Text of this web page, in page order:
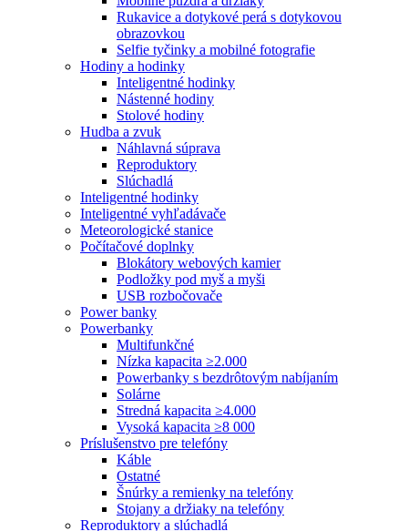
Rukavice a dotykové perá s dotykovou
obrazovkou
Selfie tyčinky a mobilné fotografie
Hodiny a hodinky
Inteligentné hodinky
Nástenné hodiny
Stolové hodiny
Hudba a zvuk
Náhlavná súprava
Reproduktory
Slúchadlá
Inteligentné hodinky
Inteligentné vyhľadávače
Meteorologické stanice
Počítačové doplnky
Blokátory webových kamier
Podložky pod myš a myši
USB rozbočovače
Power banky
Powerbanky
Multifunkčné
Nízka kapacita ≥2.000
Powerbanky s bezdrôtovým nabíjaním
Solárne
Stredná kapacita ≥4.000
Vysoká kapacita ≥8 000
Príslušenstvo pre telefóny
Káble
Ostatné
Šnúrky a remienky na telefóny
Stojany a držiaky na telefóny
Reproduktory a slúchadlá